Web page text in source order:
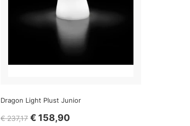
Dragon Light Plust Junior
€ 237,17 € 158,90